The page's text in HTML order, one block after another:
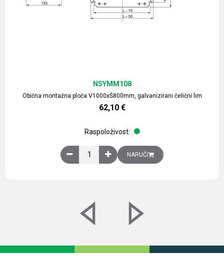
Obična montažna ploča V1000xŠ800mm, galvanizirani čelični lim
NSYMM108
62,10 €
Raspoloživost:
Obična montažna ploča V1000xŠ800mm,
NARUČI